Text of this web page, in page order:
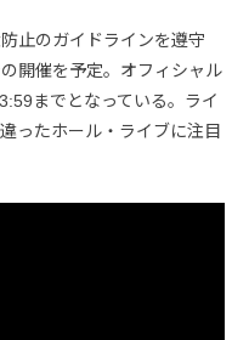
止のガイドラインを遵守
開催を予定。オフィシャル
までとなっている。ライ
ったホール・ライブに注目